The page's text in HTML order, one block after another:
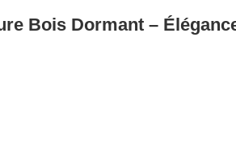
Bois Dormant –